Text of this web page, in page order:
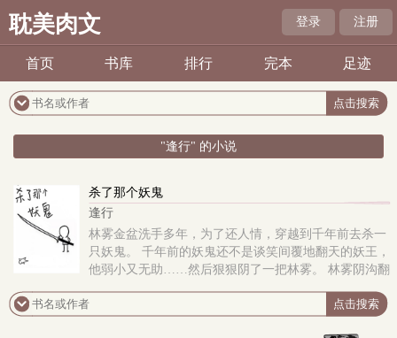
耽美肉文 登录 注册
首页 书库 排行 完本 足迹
"逢行" 的小说
杀了那个妖鬼
逢行
林雾金盆洗手多年，为了还人情，穿越到千年前去杀一
只妖鬼。 千年前的妖鬼还不是谈笑间覆地翻天的妖王，
他弱小又无助……然后狠狠阴了一把林雾。 林雾阴沟翻